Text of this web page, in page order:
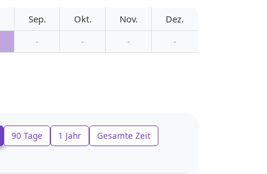
Sep. Okt. Nov. Dez.
- - - -
90 Tage 1 Jahr Gesamte Zeit